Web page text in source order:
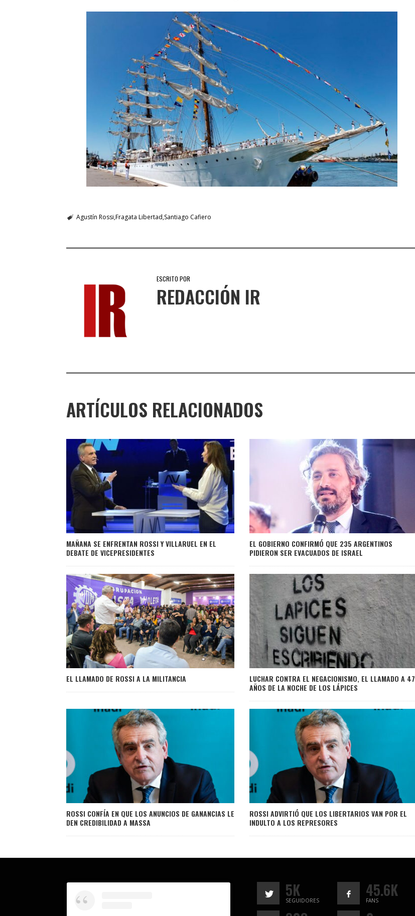
Agustín Rossi Fragata Libertad Santiago Cafiero
ESCRITO POR
REDACCIÓN IR
ARTÍCULOS RELACIONADOS
MAÑANA SE ENFRENTAN ROSSI Y VILLARUEL EN EL
DEBATE DE VICEPRESIDENTES
EL GOBIERNO CONFIRMÓ QUE 235 ARGENTINOS
PIDIERON SER EVACUADOS DE ISRAEL
EL LLAMADO DE ROSSI A LA MILITANCIA
LUCHAR CONTRA EL NEGACIONISMO, EL LLAMADO A 47
AÑOS DE LA NOCHE DE LOS LÁPICES
ROSSI CONFÍA EN QUE LOS ANUNCIOS DE GANANCIAS LE
DEN CREDIBILIDAD A MASSA
ROSSI ADVIRTIÓ QUE LOS LIBERTARIOS VAN POR EL
INDULTO A LOS REPRESORES
5K
SEGUIDORES
45.6K
FANS